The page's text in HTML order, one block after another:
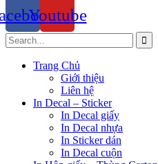
Youtube
Trang Chủ
Giới thiệu
Liên hệ
In Decal – Sticker
In Decal giấy
In Decal nhựa
In Sticker dán
In Decal cuộn